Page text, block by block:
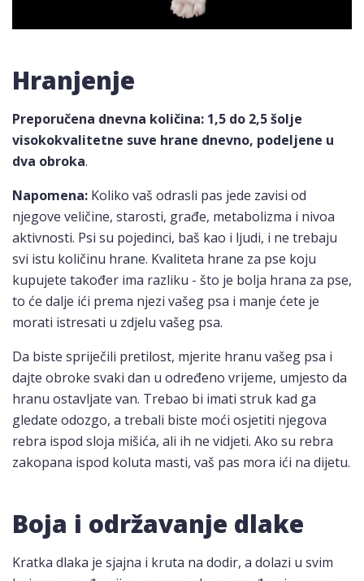
Hranjenje
Preporučena dnevna količina: 1,5 do 2,5 šolje
visokokvalitetne suve hrane dnevno, podeljene u
dva obroka.
Napomena: Koliko vaš odrasli pas jede zavisi od
njegove veličine, starosti, građe, metabolizma i nivoa
aktivnosti. Psi su pojedinci, baš kao i ljudi, i ne trebaju
svi istu količinu hrane. Kvaliteta hrane za pse koju
kupujete također ima razliku - što je bolja hrana za pse,
to će dalje ići prema njezi vašeg psa i manje ćete je
morati istresati u zdjelu vašeg psa.
Da biste spriječili pretilost, mjerite hranu vašeg psa i
dajte obroke svaki dan u određeno vrijeme, umjesto da
hranu ostavljate van. Trebao bi imati struk kad ga
gledate odozgo, a trebali biste moći osjetiti njegova
rebra ispod sloja mišića, ali ih ne vidjeti. Ako su rebra
zakopana ispod koluta masti, vaš pas mora ići na dijetu.
Boja i održavanje dlake
Kratka dlaka je sjajna i kruta na dodir, a dolazi u svim